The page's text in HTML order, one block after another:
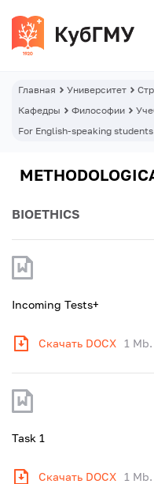
Главная Университет
Кафедры
Философии
For English-speaking students
BIOETHICS
Incoming Tests+
Скачать DOCX 1 Mb.
Task 1
Скачать DOCX 1 Mb.